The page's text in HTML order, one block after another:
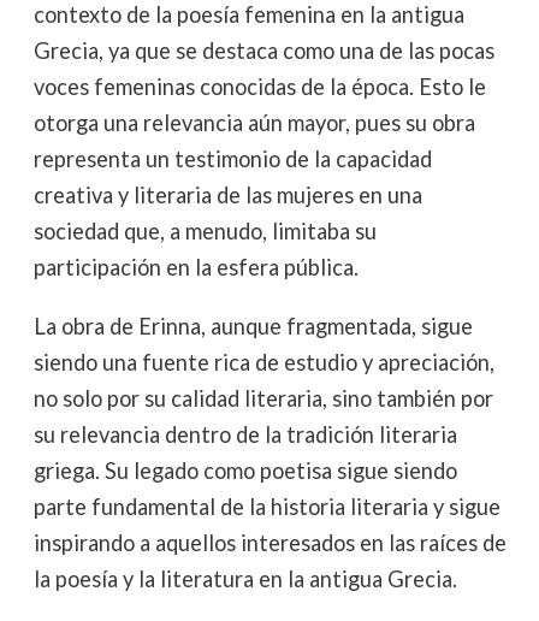
contexto de la poesía femenina en la antigua
Grecia, ya que se destaca como una de las pocas
voces femeninas conocidas de la época. Esto le
otorga una relevancia aún mayor, pues su obra
representa un testimonio de la capacidad
creativa y literaria de las mujeres en una
sociedad que, a menudo, limitaba su
participación en la esfera pública.
La obra de Erinna, aunque fragmentada, sigue
siendo una fuente rica de estudio y apreciación,
no solo por su calidad literaria, sino también por
su relevancia dentro de la tradición literaria
griega. Su legado como poetisa sigue siendo
parte fundamental de la historia literaria y sigue
inspirando a aquellos interesados en las raíces de
la poesía y la literatura en la antigua Grecia.